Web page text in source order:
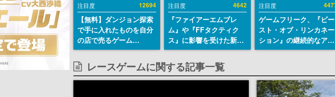
注目度 12694
【無料】ダンジョン探索
で手に入れたものを自分
の店で売るゲーム
『Moonlighter』が
Steamにて無料配布中！
続編『Moonlighter 2』
の9月2日正式リリースを
注目度 4642
『ファイアーエムブレ
ム』や『FFタクティク
ス』に影響を受けた新作
戦略RPG『Beaten
Path』2027年に発売
へ。PC（Steam）、
PS5、Xbox、Switch向
注目度
ゲームフリーク、『ビー
スト・オブ・リンカネー
ション』の継続的なアプ
デ方針を表明。ユーザー
チは約1週間以内に配信
される予定
レースゲームに関する記事一覧